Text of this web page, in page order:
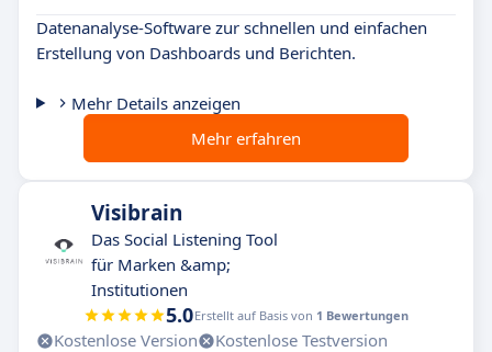
Datenanalyse-Software zur schnellen und einfachen
Erstellung von Dashboards und Berichten.
Mehr Details anzeigen
Mehr erfahren
Visibrain
Das Social Listening Tool
für Marken &amp;
Institutionen
5.0Erstellt auf Basis von 1 Bewertungen
Kostenlose Version
Kostenlose Testversion